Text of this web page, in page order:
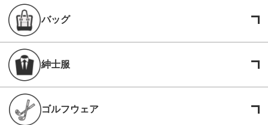
バッグ
紳士服
ゴルフウェア